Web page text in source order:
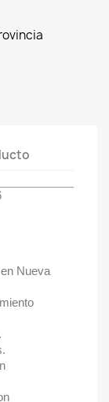
Nueva